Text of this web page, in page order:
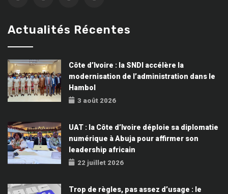
Actualités Récentes
Côte d’Ivoire : la SNDI accélère la
modernisation de l’administration dans le
Hambol
3 août 2026
UAT : la Côte d’Ivoire déploie sa diplomatie
numérique à Abuja pour affirmer son
leadership africain
22 juillet 2026
Trop de règles, pas assez d’usage : le